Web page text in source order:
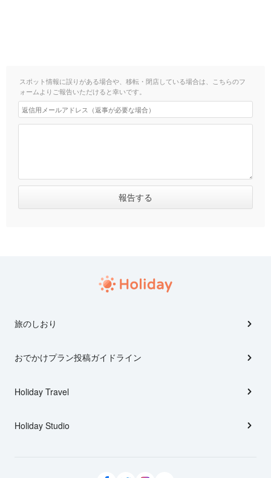
スポット情報に誤りがある場合や、移転・閉店している場合は、こちらのフ
ォームよりご報告いただけると幸いです。
旅のしおり
おでかけプラン投稿ガイドライン
Holiday Travel
Holiday Studio